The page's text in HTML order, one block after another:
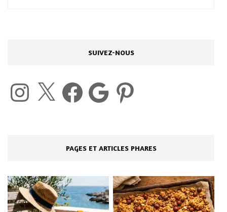
SUIVEZ-NOUS
Instagram Facebook Google Pinterest
PAGES ET ARTICLES PHARES